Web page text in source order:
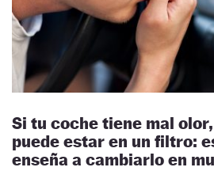
Si tu coche tiene mal
puede estar en un filtro:
enseña a cambiarlo en